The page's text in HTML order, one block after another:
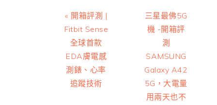
Previous
Post:
« 開箱評測 |
Fitbit Sense
全球首款
EDA膚電感
測錶、心率
追蹤技術
Next
Post:
三星最佛5G
機 -開箱評
測
SAMSUNG
Galaxy A42
5G，大電量
用兩天也不